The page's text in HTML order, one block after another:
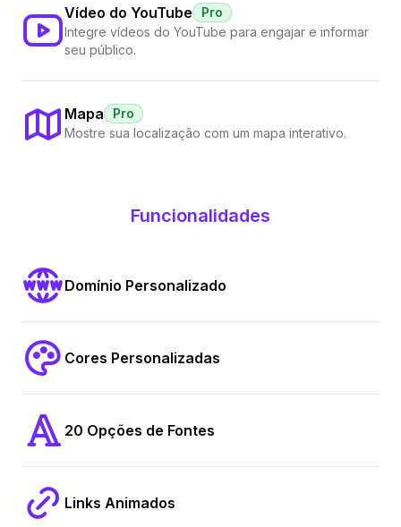
Vídeo do YouTube
Pro
Integre vídeos do YouTube para engajar e informar
seu público.
Mapa
Pro
Mostre sua localização com um mapa interativo.
Funcionalidades
Domínio Personalizado
Cores Personalizadas
20 Opções de Fontes
Links Animados